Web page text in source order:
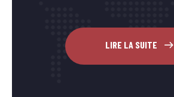
LIRE LA SUITE